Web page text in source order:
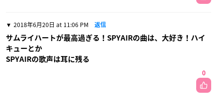
2018年6月20日 at 11:06 PM 返信
サムライハートが最高過ぎる！SPYAIRの曲は、大好き！ハイ
キューとか
SPYAIRの歌声は耳に残る
0